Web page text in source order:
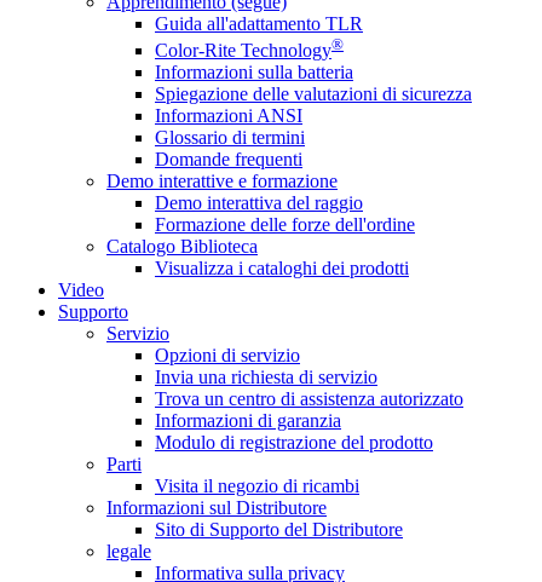
Guida all'adattamento TLR
Color-Rite Technology®
Informazioni sulla batteria
Spiegazione delle valutazioni di sicurezza
Informazioni ANSI
Glossario di termini
Domande frequenti
Demo interattive e formazione
Demo interattiva del raggio
Formazione delle forze dell'ordine
Catalogo Biblioteca
Visualizza i cataloghi dei prodotti
Video
Supporto
Servizio
Opzioni di servizio
Invia una richiesta di servizio
Trova un centro di assistenza autorizzato
Informazioni di garanzia
Modulo di registrazione del prodotto
Parti
Visita il negozio di ricambi
Informazioni sul Distributore
Sito di Supporto del Distributore
legale
Informativa sulla privacy